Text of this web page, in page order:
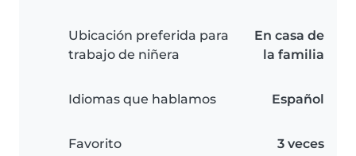
Ubicación preferida para
trabajo de niñera
En casa de
la familia
Idiomas que hablamos Español
Favorito 3 veces